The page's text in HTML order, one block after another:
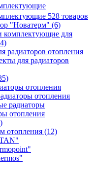
528 товаров
"Новатерм" (6)
для
радиаторов отопления
для радиаторов
отопления
отопления
радиаторы
отопления
отопления (12)